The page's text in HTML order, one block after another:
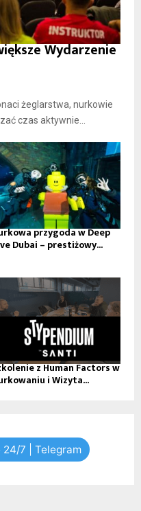
Wydarzenie
żeglarstwa, nurkowie
czas aktywnie...
przygoda w Deep
Dubai – prestiżowy...
z Human Factors w
i Wizyta...
24/7 | Telegram